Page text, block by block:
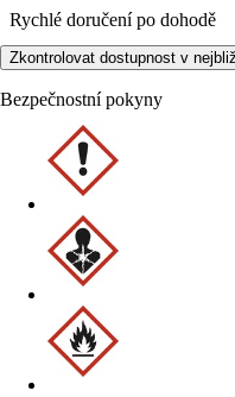
Rychlé doručení po dohodě
Zkontrolovat dostupnost v
Bezpečnostní pokyny